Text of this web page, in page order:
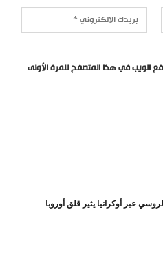
الويب في هذا المتصفح للمرة الأولى
عبر أوكرانيا يثير قلق أوروبا